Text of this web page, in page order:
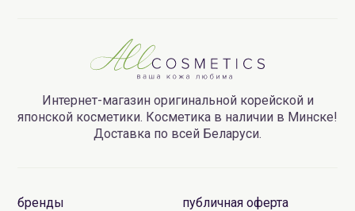
Интернет-магазин оригинальной корейской и
японской косметики. Косметика в наличии в Минске!
Доставка по всей Беларуси.
бренды
публичная оферта